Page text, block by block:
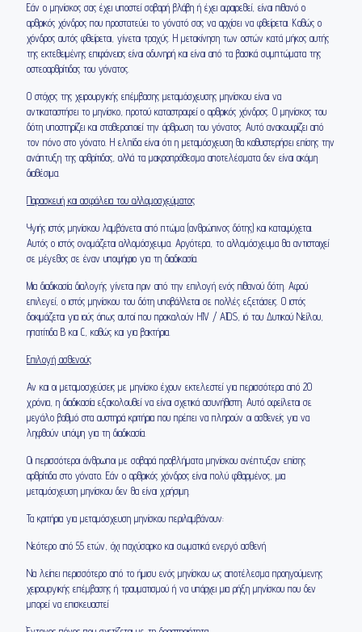
Εάν ο μηνίσκος σας έχει υποστεί σοβαρή βλάβη ή έχει αφαιρεθεί, είναι πιθανό ο
αρθρικός χόνδρος που προστατεύει το γόνατό σας να αρχίσει να φθείρεται. Καθώς ο
χόνδρος αυτός φθείρεται, γίνεται τραχύς. Η μετακίνηση των οστών κατά μήκος αυτής
της εκτεθειμένης επιφάνειας είναι οδυνηρή και είναι από τα βασικά συμπτώματα της
οστεοαρθρίτιδας του γόνατος.
Ο στόχος της χειρουργικής επέμβασης μεταμόσχευσης μηνίσκου είναι να
αντικαταστήσει το μηνίσκο, προτού καταστραφεί ο αρθρικός χόνδρος. Ο μηνίσκος του
δότη υποστηρίζει και σταθεροποιεί την άρθρωση του γόνατος. Αυτό ανακουφίζει από
τον πόνο στο γόνατο. Η ελπίδα είναι ότι η μεταμόσχευση θα καθυστερήσει επίσης την
ανάπτυξη της αρθρίτιδας, αλλά τα μακροπρόθεσμα αποτελέσματα δεν είναι ακόμη
διαθέσιμα.
Παρασκευή και ασφάλεια του αλλομοσχεύματος
Υγιής ιστός μηνίσκου λαμβάνεται από πτώμα (ανθρώπινος δότης) και καταψύχεται.
Αυτός ο ιστός ονομάζεται αλλομόσχευμα. Αργότερα, το αλλομόσχευμα θα αντιστοιχεί
σε μέγεθος σε έναν υποψήφιο για τη διαδικασία.
Μια διαδικασία διαλογής γίνεται πριν από την επιλογή ενός πιθανού δότη. Αφού
επιλεγεί, ο ιστός μηνίσκου του δότη υποβάλλεται σε πολλές εξετάσεις. Ο ιστός
δοκιμάζεται για ιούς όπως αυτοί που προκαλούν HIV / AIDS, ιό του Δυτικού Νείλου,
ηπατίτιδα Β και C, καθώς και για βακτήρια.
Επιλογή ασθενούς
Αν και οι μεταμοσχεύσεις με μηνίσκο έχουν εκτελεστεί για περισσότερα από 20
χρόνια, η διαδικασία εξακολουθεί να είναι σχετικά ασυνήθιστη. Αυτό οφείλεται σε
μεγάλο βαθμό στα αυστηρά κριτήρια που πρέπει να πληρούν οι ασθενείς για να
ληφθούν υπόψη για τη διαδικασία.
Οι περισσότεροι άνθρωποι με σοβαρά προβλήματα μηνίσκου ανέπτυξαν επίσης
αρθρίτιδα στο γόνατο. Εάν ο αρθρικός χόνδρος είναι πολύ φθαρμένος, μια
μεταμόσχευση μηνίσκου δεν θα είναι χρήσιμη.
Τα κριτήρια για μεταμόσχευση μηνίσκου περιλαμβάνουν:
Νεότερο από 55 ετών, όχι παχύσαρκο και σωματικά ενεργό ασθενή
Να λείπει περισσότερο από το ήμισυ ενός μηνίσκου ως αποτέλεσμα προηγούμενης
χειρουργικής επέμβασης ή τραυματισμού ή να υπάρχει μια ρήξη μηνίσκου που δεν
μπορεί να επισκευαστεί